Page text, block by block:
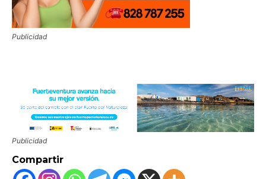
Publicidad
Publicidad
Compartir